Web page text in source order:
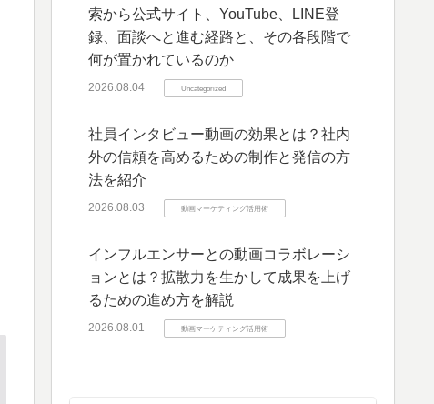
索から公式サイト、YouTube、LINE登
録、面談へと進む経路と、その各段階で
何が置かれているのか
2026.08.04 Uncategorized
社員インタビュー動画の効果とは？社内
外の信頼を高めるための制作と発信の方
法を紹介
2026.08.03 動画マーケティング活用術
インフルエンサーとの動画コラボレーシ
ョンとは？拡散力を生かして成果を上げ
るための進め方を解説
2026.08.01 動画マーケティング活用術